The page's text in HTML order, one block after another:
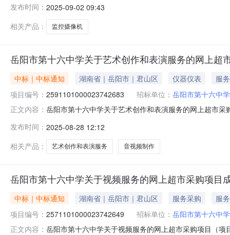
划名称:湖南省岳阳市君山区报价起止时间:-二、采购单
发布时间： 2025-09-02 09:43
相关产品：
监控摄像机
岳阳市第十六中学关于艺术创作和表演服务的网上超
中标｜中标通知 湖南省｜岳阳市｜君山区 仪器仪表
服务
项目编号： 2591101000023742683 招标单位： 岳阳市第十六中学
正文内容： 岳阳市第十六中学关于艺术创作和表演服务的网上超市
码:430611项目所在行政区划名称:湖南省岳阳市君山区
发布时间： 2025-08-28 12:12
相关产品：
艺术创作和表演服务 音视频制作
岳阳市第十六中学关于视频服务的网上超市采购项目
中标｜中标通知 湖南省｜岳阳市｜君山区 服务采购
服务
项目编号： 2571101000023742649 招标单位： 岳阳市第十六中学
正文内容： 岳阳市第十六中学关于视频服务的网上超市采购项目（